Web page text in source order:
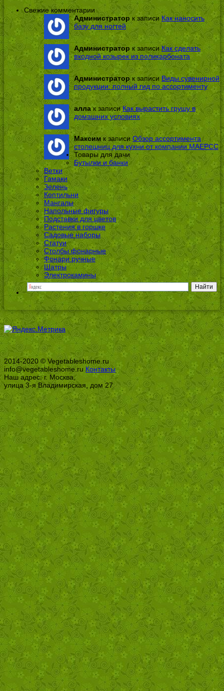
Свежие комментарии
Администратор к записиКак наносить
базу для ногтей
Администратор к записи Как сделать
входной козырек из поликарбоната
Администраторк записи Виды сувенирной
продукции: полный гид по ассортименту
аллак записиКак вырастить грушу в
домашних условиях
Максимк записи Обзор ассортимента
столешниц для кухни от компании МАЕРСС
Товары для дачи
Бутылки и банки
Ветки
Гамаки
Зелень
Коптильни
Мангалы
Напольные фигуры
Подставки для цветов
Растения в горшке
Садовые наборы
Статуи
Столбы фонарные
Фонари ручные
Шатры
Электрокамины
2014-2020 © Vegetableshome.ru
info@vegetableshome.ruКонтакты
Наш адрес: г. Москва,
улица 3-я Владимирская, дом 27